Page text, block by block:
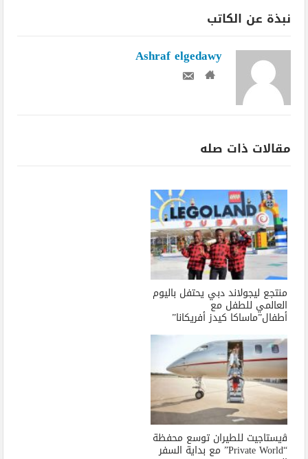
نبذة عن الكاتب
Ashraf elgedawy
مقالات ذات صله
منتجع ليجولاند دبي يحتفل باليوم
العالمي للطفل مع
أطفال”ماساكا كيدز أفريكانا”
ﭬيستاجيت للطيران توسع محفظة
“Private World” مع بداية السفر